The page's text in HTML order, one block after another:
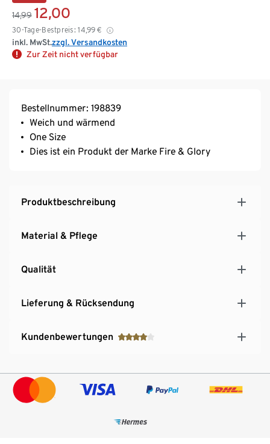
14,99 12,00
30-Tage-Bestpreis: 14,99 €
inkl. MwSt.zzgl. Versandkosten
Zur Zeit nicht verfügbar
Bestellnummer: 198839
Weich und wärmend
One Size
Dies ist ein Produkt der Marke Fire & Glory
Produktbeschreibung
Material & Pflege
Qualität
Lieferung & Rücksendung
Kundenbewertungen